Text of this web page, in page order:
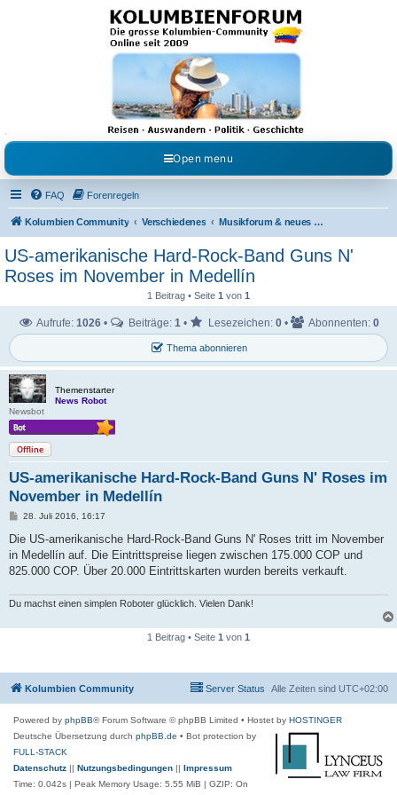
Kolumbienforum - Das
grosse Forum der
Freunde Kolumbiens
Reisen, Auswandern, Kultur, Politik, Geschichte und Visum in Kolumbien und Venezuela.
Austausch, Erfahrungen und Gemeinschaft im Kolumbienforum
Open menu
FAQ Forenregeln
Kolumbien Community Verschiedenes Musikforum & neues aus dem Showgeschäft
US-amerikanische Hard-Rock-Band Guns N'
Roses im November in Medellín
1 Beitrag • Seite 1 von 1
Thema abonnieren
Aufrufe: 1026• Beiträge: 1 • Lesezeichen: 0• Abonnenten: 0
Themenstarter
News Robot
Newsbot
Offline
US-amerikanische Hard-Rock-Band Guns N' Roses im
November in Medellín
B
i
a
28. Juli 2016, 16:17
Die US-amerikanische Hard-Rock-Band Guns N' Roses tritt im November
in Medellín auf. Die Eintrittspreise liegen zwischen 175.000 COP und
825.000 COP. Über 20.000 Eintrittskarten wurden bereits verkauft.
Du machst einen simplen Roboter glücklich. Vielen Dank!
1 Beitrag • Seite 1 von 1
Kolumbien Community Alle Zeiten sind UTC+02:00
Server Status
Powered by phpBB® Forum Software © phpBB Limited • Hostet by HOSTINGER
Deutsche Übersetzung durch phpBB.de • Bot protection by
FULL-STACK
Datenschutz || Nutzungsbedingungen || Impressum
Time: 0.042s | Peak Memory Usage: 5.55 MiB | GZIP: On